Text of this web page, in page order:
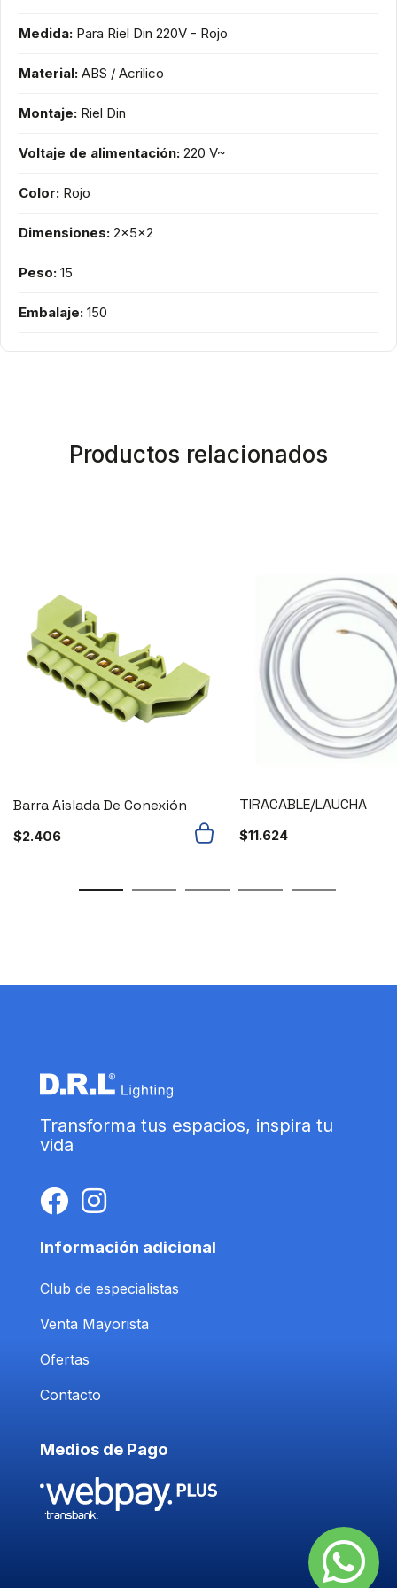
Medida: Para Riel Din 220V - Rojo
Material: ABS / Acrilico
Montaje: Riel Din
Voltaje de alimentación: 220 V~
Color: Rojo
Dimensiones: 2x5x2
Peso: 15
Embalaje: 150
Productos relacionados
Barra Aislada De Conexión
$2.406
TIRACABLE/LAUCHA
$11.624
Transforma tus espacios, inspira tu
vida
Información adicional
Club de especialistas
Venta Mayorista
Ofertas
Contacto
Medios de Pago